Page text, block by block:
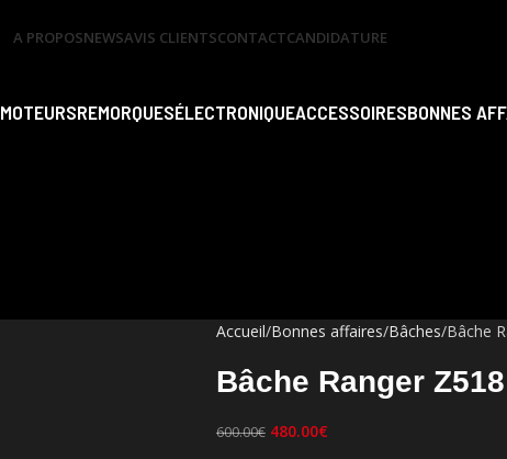
A PROPOSNEWSAVIS CLIENTSCONTACTCANDIDATURE
MOTEURSREMORQUESÉLECTRONIQUEACCESSOIRESBONNES
Accueil Bonnes affaires Bâches Bâche
Bâche Ranger Z518
600.00€ 480.00€